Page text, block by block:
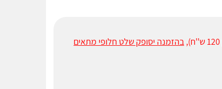
בהזמנה יסופק שלט חלופי מתאים